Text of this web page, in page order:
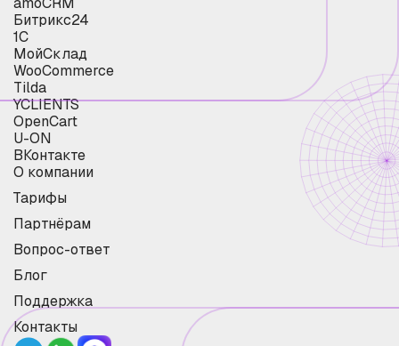
Битрикс24
1С
МойСклад
WooCommerce
Tilda
YCLIENTS
OpenCart
U-ON
ВКонтакте
О компании
Тарифы
Партнёрам
Вопрос-ответ
Блог
Поддержка
Контакты